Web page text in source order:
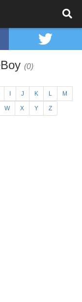
(0)
J K L M
W X Y Z